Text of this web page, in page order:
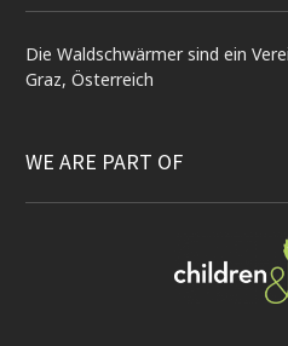
Die Waldschwärmer sind ein
Graz, Österreich
WE ARE PART OF